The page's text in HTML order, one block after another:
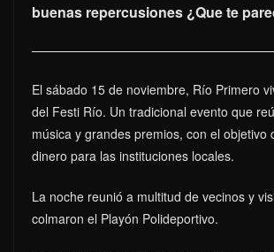
buenas repercusiones ¿Que te
El sábado 15 de noviembre, Río Primero
del Festi Río. Un tradicional evento que
música y grandes premios, con el objetivo
dinero para las instituciones locales.
La noche reunió a multitud de vecinos y
colmaron el Playón Polideportivo.